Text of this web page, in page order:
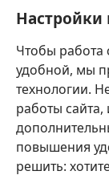
Настройки
Чтобы работа
удобной, мы
технологии.
работы
повышения
решить:
с их состоянием,
Не все
Для пациентов.
вашим состоянием
Использование